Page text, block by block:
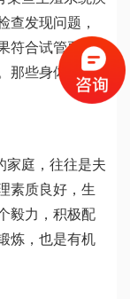
查发现问题，
符合试管要求
那些身体健康
家庭，往往是夫
素质良好，生
毅力，积极配
炼，也是有机